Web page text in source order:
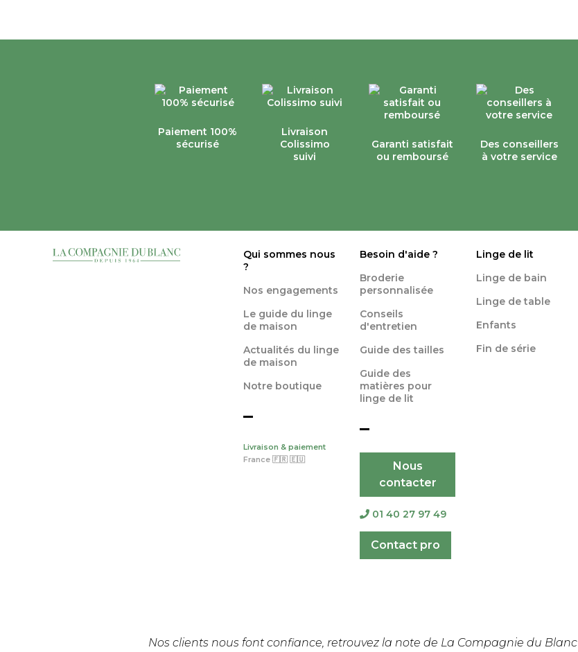
Paiement 100%
sécurisé
Livraison
Colissimo
suivi
Garanti satisfait
ou remboursé
Des conseillers
à votre service
Qui sommes nous
?
Nos engagements
Le guide du linge
de maison
Actualités du linge
de maison
Notre boutique
Livraison & paiement
France 🇫🇷 🇪🇺
Besoin d'aide ?
Broderie
personnalisée
Conseils
d'entretien
Guide des tailles
Guide des
matières pour
linge de lit
Nous
contacter
01 40 27 97 49
Contact pro
Linge de lit
Linge de bain
Linge de table
Enfants
Fin de série
Nos clients nous font confiance, retrouvez la note de La Compagnie du Blanc